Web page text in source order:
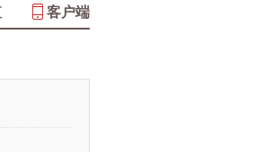
客户端